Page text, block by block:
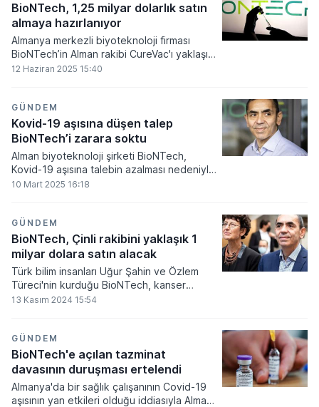
BioNTech, 1,25 milyar dolarlık satın
almaya hazırlanıyor
Almanya merkezli biyoteknoloji firması
BioNTech’in Alman rakibi CureVac'ı yaklaşık
1,25 milyar dolar karşılığında satın almayı
12 Haziran 2025 15:40
GÜNDEM
Kovid-19 aşısına düşen talep
BioNTech’i zarara soktu
Alman biyoteknoloji şirketi BioNTech,
Kovid-19 aşısına talebin azalması nedeniyle
2024 yılını 665,3 milyon euro net zararla
etmiş oldu.
10 Mart 2025 16:18
GÜNDEM
BioNTech, Çinli rakibini yaklaşık 1
milyar dolara satın alacak
Türk bilim insanları Uğur Şahin ve Özlem
Türeci'nin kurduğu BioNTech, kanser
hastalığı alanında stratejisini desteklemek
alacak.
13 Kasım 2024 15:54
GÜNDEM
BioNTech'e açılan tazminat
davasının duruşması ertelendi
Almanya'da bir sağlık çalışanının Covid-19
aşısının yan etkileri olduğu iddiasıyla Alman